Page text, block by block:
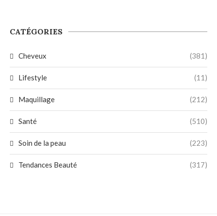
CATÉGORIES
Cheveux (381)
Lifestyle (11)
Maquillage (212)
Santé (510)
Soin de la peau (223)
Tendances Beauté (317)